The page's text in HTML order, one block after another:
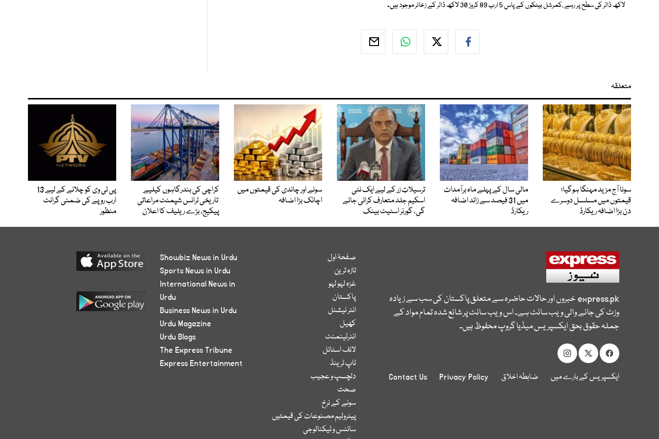
لاکھ ڈالر کی سطح پر رہے ،کمرشل بینکوں کے پاس 5 ارب 89 کروڑ 30 لاکھ ڈالر کے زخائر موجود ہیں۔
متعلقہ
سونا آج مزید مہنگا ہوگیا؛
قیمتوں میں مسلسل دوسرے
دن بڑا اضافہ ریکارڈ
مالی سال کے پہلے ماہ برآمدات
میں 31 فیصد سے زائد اضافہ
ریکارڈ
ترسیلاتِ زر کے لیے ایک نئی
اسکیم جلد متعارف کرائی جائے
گی، گورنر اسٹیٹ بینک
سونے اور چاندی کی قیمتوں میں
اچانک بڑا اضافہ
کراچی کی بندرگاہوں کیلیے
تاریخی ٹرانس شپمنٹ مراعاتی
پیکیج، بڑے ریلیف کا اعلان
پی ٹی وی کو چلانے کے لیے 13
ارب روپے کی ضمنی گرانٹ
منظور
express.pkخبروں اور حالات حاضرہ سے متعلق پاکستان کی سب سے زیادہ
وزٹ کی جانے والی ویب سائٹ ہے۔ اس ویب سائٹ پر شائع شدہ تمام مواد کے
جملہ حقوق بحق ایکسپریس میڈیا گروپ محفوظ ہیں۔
ایکسپریس کے بارے میں ضابطہ اخلاق Privacy Policy
Contact Us
صفحۂ اول
تازہ ترین
غزہ لہو لہو
پاکستان
انٹر نیشنل
کھیل
انٹرٹینمنٹ
لائف اسٹائل
ٹاپ ٹرینڈ
دلچسپ و عجیب
صحت
سونے کے نرخ
پیٹرولیم مصنوعات کی قیمتیں
سائنس و ٹیکنالوجی
Showbiz News in Urdu
Sports News in Urdu
International News in
Urdu
Business News in Urdu
Urdu Magazine
Urdu Blogs
The Express Tribune
Express Entertainment